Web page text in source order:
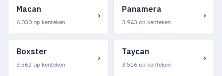
Macan
6.030 op kenteken
›
Panamera
3.943 op kenteken
›
Boxster
3.562 op kenteken
›
Taycan
3.516 op kenteken
›